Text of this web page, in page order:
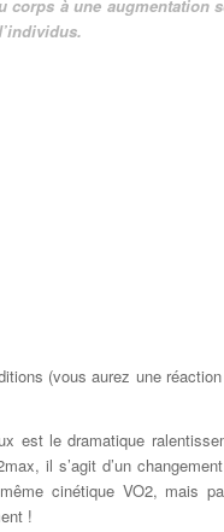
à une augmentation
(vous aurez une
est le dramatique
il s’agit d’un
cinétique VO2, mais
!